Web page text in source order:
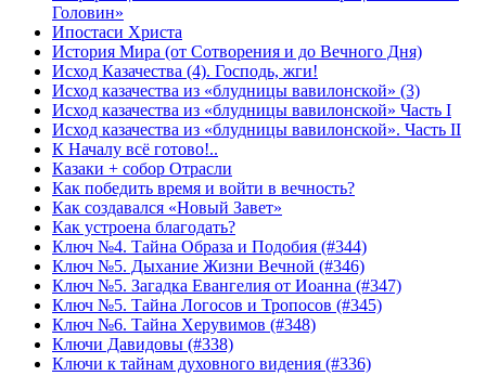
Головин»
Ипостаси Христа
История Мира (от Сотворения и до Вечного Дня)
Исход Казачества (4). Господь, жги!
Исход казачества из «блудницы вавилонской» (3)
Исход казачества из «блудницы вавилонской» Часть I
Исход казачества из «блудницы вавилонской». Часть II
К Началу всё готово!..
Казаки + собор Отрасли
Как победить время и войти в вечность?
Как создавался «Новый Завет»
Как устроена благодать?
Ключ №4. Тайна Образа и Подобия (#344)
Ключ №5. Дыхание Жизни Вечной (#346)
Ключ №5. Загадка Евангелия от Иоанна (#347)
Ключ №5. Тайна Логосов и Тропосов (#345)
Ключ №6. Тайна Херувимов (#348)
Ключи Давидовы (#338)
Ключи к тайнам духовного видения (#336)